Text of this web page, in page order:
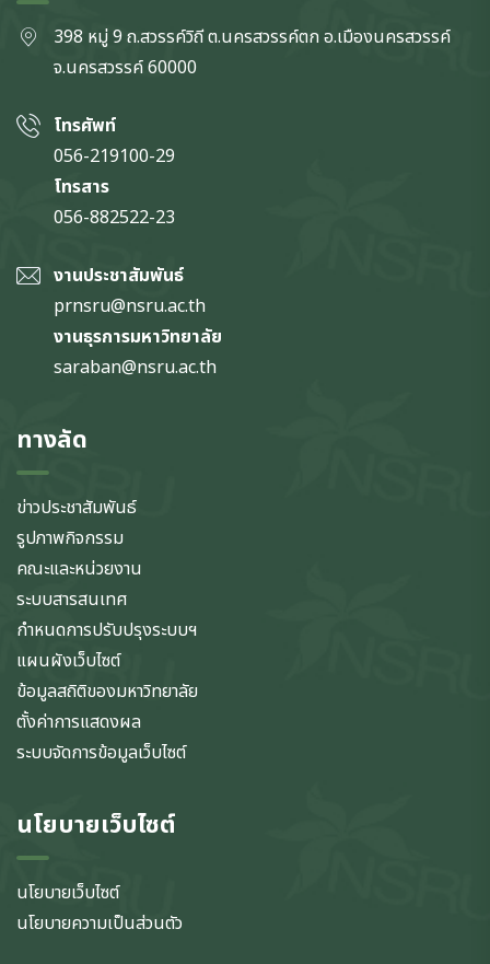
398 หมู่ 9 ถ.สวรรค์วิถี ต.นครสวรรค์ตก อ.เมืองนครสวรรค์
จ.นครสวรรค์60000
โทรศัพท์
056-219100-29
โทรสาร
056-882522-23
งานประชาสัมพันธ์
prnsru@nsru.ac.th
งานธุรการมหาวิทยาลัย
saraban@nsru.ac.th
ทางลัด
ข่าวประชาสัมพันธ์
รูปภาพกิจกรรม
คณะและหน่วยงาน
ระบบสารสนเทศ
กำหนดการปรับปรุงระบบฯ
แผนผังเว็บไซต์
ข้อมูลสถิติของมหาวิทยาลัย
ตั้งค่าการแสดงผล
ระบบจัดการข้อมูลเว็บไซต์
นโยบายเว็บไซต์
นโยบายเว็บไซต์
นโยบายความเป็นส่วนตัว